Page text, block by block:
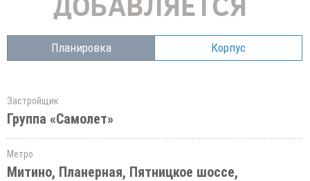
Планировка Корпус
Застройщик
Группа «Самолет»
Метро
Митино, Планерная, Пятницкое шоссе,